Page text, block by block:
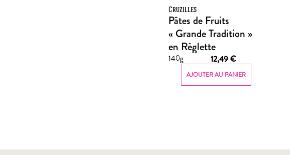
Cruzilles
Pâtes de Fruits
« Grande Tradition »
en Règlette
140g 12,49€
AJOUTER AU PANIER